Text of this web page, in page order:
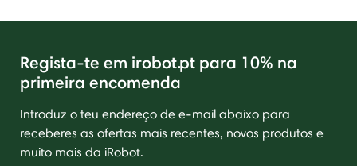
Regista-te em irobot.pt para 10% na
primeira encomenda
Introduz o teu endereço de e-mail abaixo para
receberes as ofertas mais recentes, novos produtos e
muito mais da iRobot.